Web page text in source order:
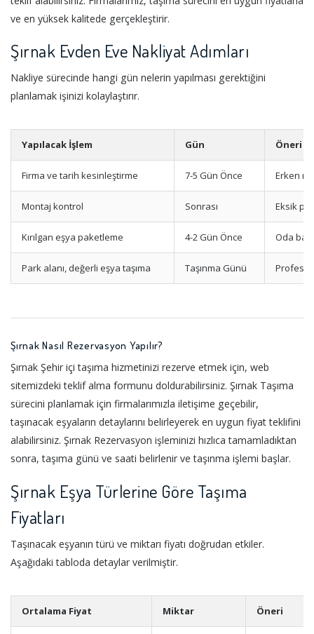
ve en yüksek kalitede gerçekleştirir.
Şırnak Evden Eve Nakliyat Adımları
Nakliye sürecinde hangi gün nelerin yapılması gerektiğini
planlamak işinizi kolaylaştırır.
Yapılacak İşlem Gün Öneri
Firma ve tarih kesinleştirme 7-5 Gün Önce Erken
Montaj kontrol Sonrası Eksik
Kırılgan eşya paketleme 4-2 Gün Önce Oda
Park alanı, değerli eşya taşıma Taşınma Günü
Şırnak Nasıl Rezervasyon Yapılır?
Şırnak Şehir içi taşıma hizmetinizi rezerve etmek için, web
sitemizdeki teklif alma formunu doldurabilirsiniz. Şırnak Taşıma
sürecini planlamak için firmalarımızla iletişime geçebilir,
taşınacak eşyaların detaylarını belirleyerek en uygun fiyat teklifini
alabilirsiniz. Şırnak Rezervasyon işleminizi hızlıca tamamladıktan
sonra, taşıma günü ve saati belirlenir ve taşınma işlemi başlar.
Şırnak Eşya Türlerine Göre Taşıma
Fiyatları
Taşınacak eşyanın türü ve miktarı fiyatı doğrudan etkiler.
Aşağıdaki tabloda detaylar verilmiştir.
Ortalama Fiyat Miktar Öneri